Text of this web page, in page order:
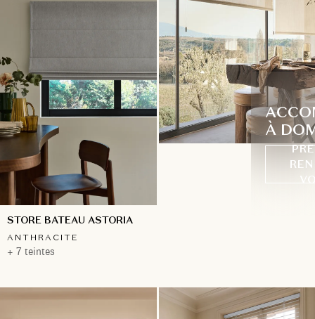
STORE BATEAU ASTORIA
ANTHRACITE
+ 7 teintes
À